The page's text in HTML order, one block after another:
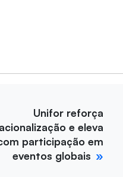
Unifor reforça
e eleva
participação em
eventos globais